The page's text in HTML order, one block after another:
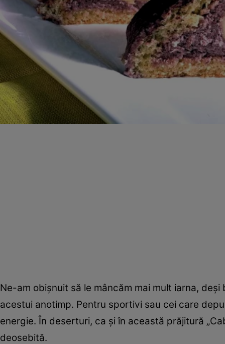
Ne-am obişnuit să le mâncăm mai mult iarna,
acestui anotimp. Pentru sportivi sau cei care
energie. În deserturi, ca şi în această prăjitură
deosebită.